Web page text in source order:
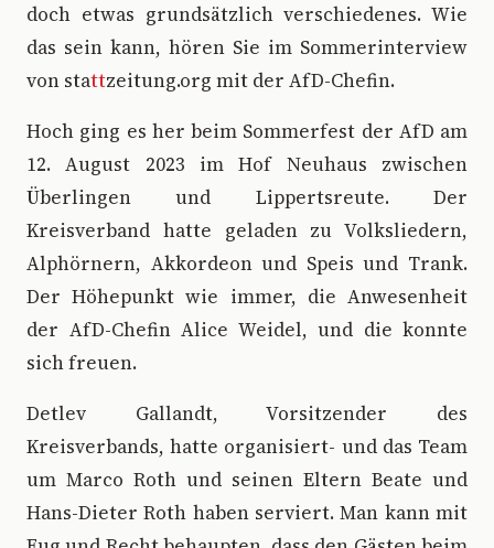
doch etwas grundsätzlich verschiedenes. Wie
das sein kann, hören Sie im Sommerinterview
von stattzeitung.org mit der AfD-Chefin.
Hoch ging es her beim Sommerfest der AfD am
12. August 2023 im Hof Neuhaus zwischen
Überlingen und Lippertsreute. Der
Kreisverband hatte geladen zu Volksliedern,
Alphörnern, Akkordeon und Speis und Trank.
Der Höhepunkt wie immer, die Anwesenheit
der AfD-Chefin Alice Weidel, und die konnte
sich freuen.
Detlev Gallandt, Vorsitzender des
Kreisverbands, hatte organisiert- und das Team
um Marco Roth und seinen Eltern Beate und
Hans-Dieter Roth haben serviert. Man kann mit